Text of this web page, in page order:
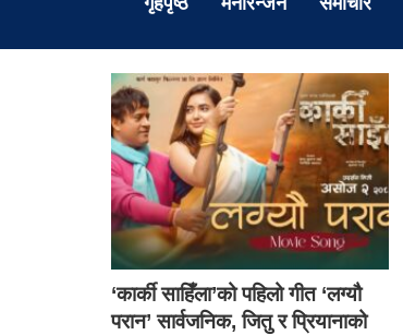
‘कार्की साहिँला’को पहिलो गीत ‘लग्यौ
परान’ सार्वजनिक, जितु र प्रियानाको